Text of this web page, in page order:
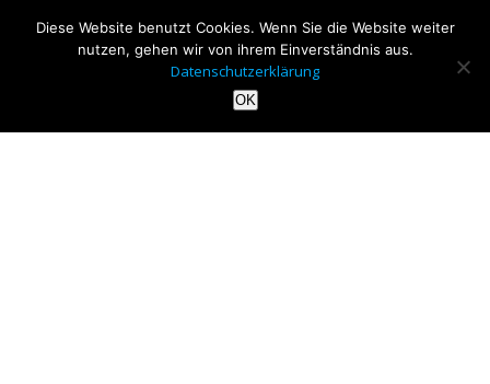
Diese Website benutzt Cookies. Wenn Sie die Website weiter
nutzen, gehen wir von ihrem Einverständnis aus.
Datenschutzerklärung
OK